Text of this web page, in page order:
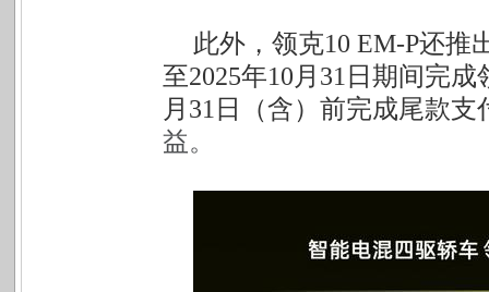
此外，领克10 EM-P还推
至2025年10月31日期间完
月31日（含）前完成尾款支
益。